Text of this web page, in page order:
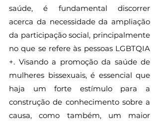
saúde, é fundamental discorrer
acerca da necessidade da ampliação
da participação social, principalmente
no que se refere às pessoas LGBTQIA
+. Visando a promoção da saúde de
mulheres bissexuais, é essencial que
haja um forte estímulo para a
construção de conhecimento sobre a
causa, como também, um maior